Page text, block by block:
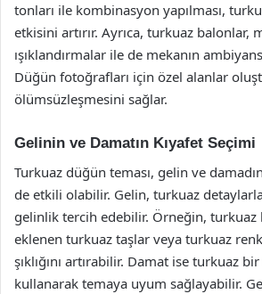
tonları ile kombinasyon yapılması,
etkisini artırır. Ayrıca, turkuaz balonlar,
ışıklandırmalar ile de mekanın
Düğün fotoğrafları için özel alanlar
ölümsüzleşmesini sağlar.
Gelinin ve Damatın Kıyafet Seçimi
Turkuaz düğün teması, gelin ve
de etkili olabilir. Gelin, turkuaz
gelinlik tercih edebilir. Örneğin, turkuaz
eklenen turkuaz taşlar veya turkuaz
şıklığını artırabilir. Damat ise turkuaz
kullanarak temaya uyum sağlayabilir.